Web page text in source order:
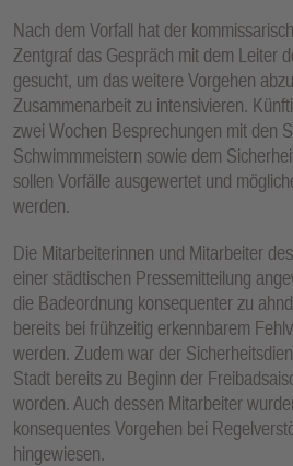
Nach dem Vorfall hat der
Zentgraf das Gespräch mit dem Leiter
gesucht, um das weitere Vorgehen
Zusammenarbeit zu intensivieren.
zwei Wochen Besprechungen mit den
Schwimmmeistern sowie dem
sollen Vorfälle ausgewertet und
werden.
Die Mitarbeiterinnen und Mitarbeiter
einer städtischen Pressemitteilung
die Badeordnung konsequenter zu
bereits bei frühzeitig erkennbarem
werden. Zudem war der
Stadt bereits zu Beginn der
worden. Auch dessen Mitarbeiter
konsequentes Vorgehen bei
hingewiesen.